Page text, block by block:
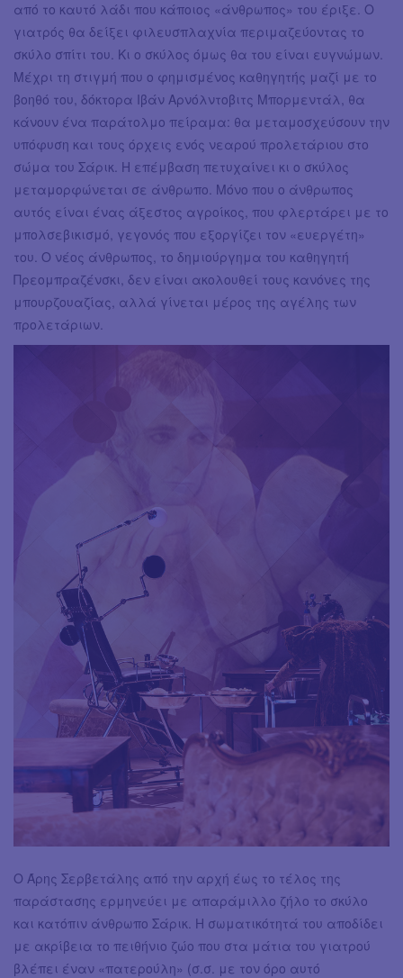
από το καυτό λάδι που κάποιος «άνθρωπος» του έριξε. Ο
γιατρός θα δείξει φιλευσπλαχνία περιμαζεύοντας το
σκύλο σπίτι του. Κι ο σκύλος όμως θα του είναι ευγνώμων.
Μέχρι τη στιγμή που ο φημισμένος καθηγητής μαζί με το
βοηθό του, δόκτορα Ιβάν Αρνόλντοβιτς Μπορμεντάλ, θα
κάνουν ένα παράτολμο πείραμα: θα μεταμοσχεύσουν την
υπόφυση και τους όρχεις ενός νεαρού προλετάριου στο
σώμα του Σάρικ. Η επέμβαση πετυχαίνει κι ο σκύλος
μεταμορφώνεται σε άνθρωπο. Μόνο που ο άνθρωπος
αυτός είναι ένας άξεστος αγροίκος, που φλερτάρει με το
μπολσεβικισμό, γεγονός που εξοργίζει τον «ευεργέτη»
του. Ο νέος άνθρωπος, το δημιούργημα του καθηγητή
Πρεομπραζένσκι, δεν είναι ακολουθεί τους κανόνες της
μπουρζουαζίας, αλλά γίνεται μέρος της αγέλης των
προλετάριων.
Ο Άρης Σερβετάλης από την αρχή έως το τέλος της
παράστασης ερμηνεύει με απαράμιλλο ζήλο το σκύλο
και κατόπιν άνθρωπο Σάρικ. Η σωματικότητά του αποδίδει
με ακρίβεια το πειθήνιο ζώο που στα μάτια του γιατρού
βλέπει έναν «πατερούλη» (σ.σ. με τον όρο αυτό